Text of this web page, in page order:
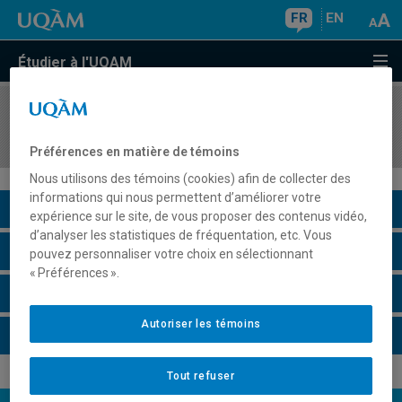
FR EN
Étudier à l'UQAM
COURS//
Description du cours
Horaire - Été 2026
Préférences en matière de témoins
Nous utilisons des témoins (cookies) afin de collecter des
informations qui nous permettent d’améliorer votre
expérience sur le site, de vous proposer des contenus vidéo,
d’analyser les statistiques de fréquentation, etc. Vous
pouvez personnaliser votre choix en sélectionnant
« Préférences ».
Tout refuser
Autoriser les témoins